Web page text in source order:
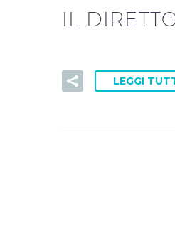
IL
LEGGI